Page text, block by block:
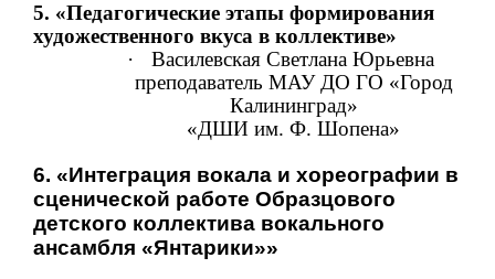
5. «Педагогические этапы формирования
художественного вкуса в коллективе»
·
Василевская Светлана Юрьевна
преподаватель МАУ ДО ГО «Город
Калининград»
«ДШИ им. Ф. Шопена»
6. «Интеграция вокала и хореографии в
сценической работе Образцового
детского коллектива вокального
ансамбля «Янтарики»»